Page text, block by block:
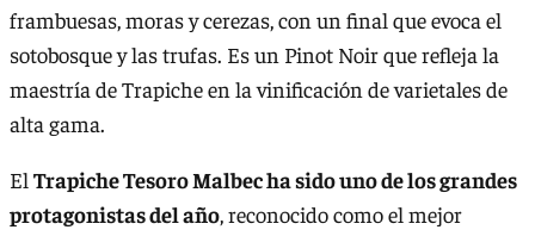
frambuesas, moras y cerezas, con un final que evoca el
sotobosque y las trufas. Es un Pinot Noir que refleja la
maestría de Trapiche en la vinificación de varietales de
alta gama.
El Trapiche Tesoro Malbec ha sido uno de los grandes
protagonistas del año, reconocido como el mejor